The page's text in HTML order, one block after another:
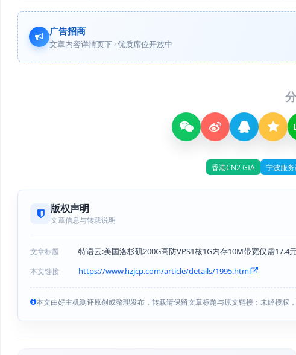
广告招商
文章内容详情页下 · 优质席位开放中
香港CN2 GIA 宁波服
版权声明
文章信息与转载说明
文章标题 特语云:美国洛杉矶200G高防VPS1核1G内存10M带宽仅需17.4
本文链接 https://www.hzjcp.com/article/details/1995.html
本文由好主机测评原创或整理发布，转载请保留文章标题与原文链接；未经授权